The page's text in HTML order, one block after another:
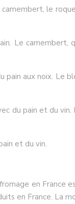
le
Le
aux noix. Le
du pain et du
et du vin.
en
en France. La